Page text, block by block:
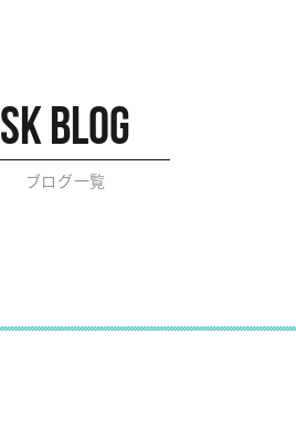
sk blog
ブログ一覧